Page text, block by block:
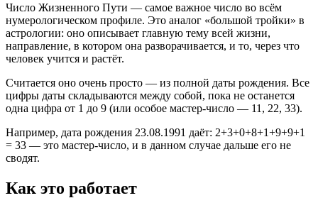
Число Жизненного Пути — самое важное число во всём
нумерологическом профиле. Это аналог «большой тройки» в
астрологии: оно описывает главную тему всей жизни,
направление, в котором она разворачивается, и то, через что
человек учится и растёт.
Считается оно очень просто — из полной даты рождения. Все
цифры даты складываются между собой, пока не останется
одна цифра от 1 до 9 (или особое мастер-число — 11, 22, 33).
Например, дата рождения 23.08.1991 даёт: 2+3+0+8+1+9+9+1
= 33 — это мастер-число, и в данном случае дальше его не
сводят.
Как это работает